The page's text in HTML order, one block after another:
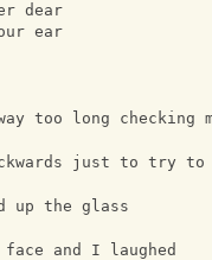
dear
ear
too long checking
just to try
up the glass
face and I laughed